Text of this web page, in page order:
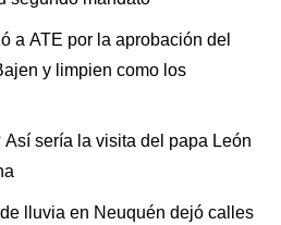
a ATE por la aprobación del
y limpien como los
sería la visita del papa León
lluvia en Neuquén dejó calles